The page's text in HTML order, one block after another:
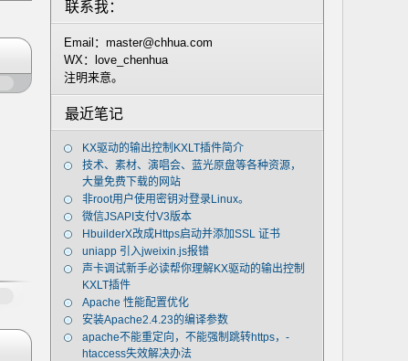
联系我：
Email：master@chhua.com
WX：love_chenhua
注明来意。
最近笔记
KX驱动的输出控制KXLT插件简介
技术、素材、演唱会、蓝光原盘等各种资源，
大量免费下载的网站
非root用户使用密钥对登录Linux。
微信JSAPI支付V3版本
HbuilderX改成Https启动并添加SSL 证书
uniapp 引入jweixin.js报错
声卡调试新手必读帮你理解KX驱动的输出控制
KXLT插件
Apache 性能配置优化
安装Apache2.4.23的编译参数
apache不能重定向，不能强制跳转https，-
htaccess失效解决办法